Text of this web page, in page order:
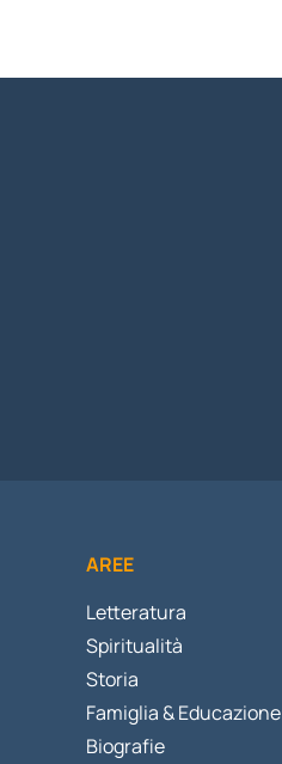
AREE
Letteratura
Spiritualità
Storia
Famiglia & Educazione
Biografie